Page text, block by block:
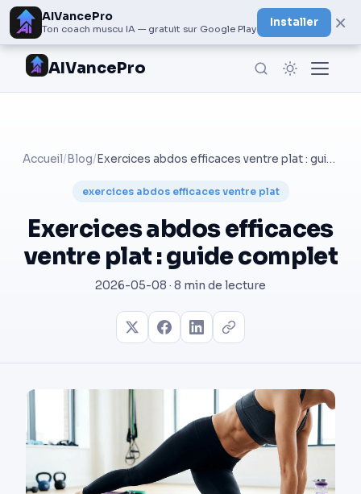
AIVancePro
Ton coach muscu IA — gratuit sur Google Play
Installer ×
AIVancePro
Accueil/ Blog/ Exercices abdos efficaces ventre plat : guide complet
exercices abdos efficaces ventre plat
Exercices abdos efficaces
ventre plat : guide complet
2026-05-08 · 8 min de lecture